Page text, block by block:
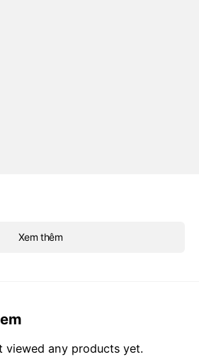
Xem thêm
viewed any products yet.